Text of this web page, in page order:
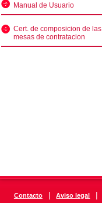
Manual de Usuario
Cert. de composicion de las
mesas de contratacion
Contacto | Aviso legal |